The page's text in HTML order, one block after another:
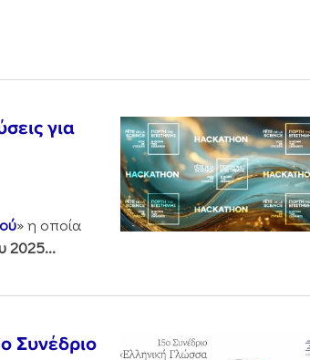
για
» η οποία
2025...
Συνέδριο